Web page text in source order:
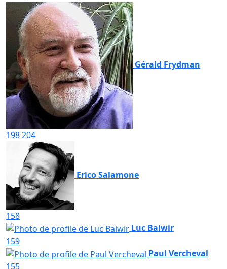
Gérald Frydman
198204
Erico Salamone
158
Luc Baiwir
159
Paul Vercheval
155